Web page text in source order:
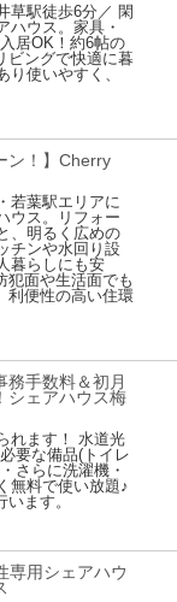
草駅徒歩6分／ 閑
ハウス。家具・
居OK！約6帖の
ビングで快適に暮
り使いやすく、
ン！】Cherry
若葉駅エリアに
ウス。リフォー
、明るく広めの
チンや水回り設
暮らしにも安
犯面や生活面でも
利便性の高い住環
務手数料＆初月
シェアハウス梅
れます！ 水道光
要な備品(トイレ
さらに洗濯機・
無料で使い放題♪
ます。
専用シェアハウ